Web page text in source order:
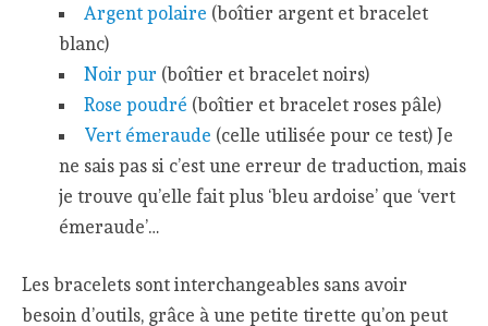
Argent polaire (boîtier argent et bracelet
blanc)
Noir pur (boîtier et bracelet noirs)
Rose poudré (boîtier et bracelet roses pâle)
Vert émeraude (celle utilisée pour ce test) Je
ne sais pas si c’est une erreur de traduction, mais
je trouve qu’elle fait plus ‘bleu ardoise’ que ‘vert
émeraude’…
Les bracelets sont interchangeables sans avoir
besoin d’outils, grâce à une petite tirette qu’on peut